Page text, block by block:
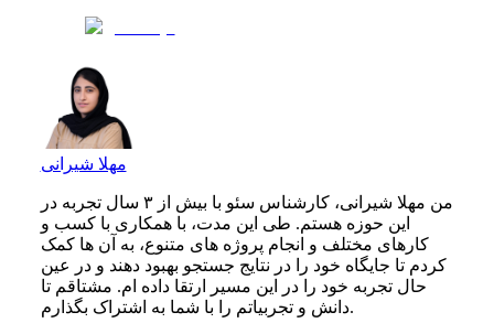
مهلا شیرانی
من مهلا شیرانی، کارشناس سئو با بیش از ۳ سال تجربه در
این حوزه هستم. طی این مدت، با همکاری با کسب‌ و
کارهای مختلف و انجام پروژه‌ های متنوع، به آن‌ ها کمک
کردم تا جایگاه خود را در نتایج جستجو بهبود دهند و در عین
حال تجربه خود را در این مسیر ارتقا داده‌ ام. مشتاقم تا
دانش و تجربیاتم را با شما به اشتراک بگذارم.